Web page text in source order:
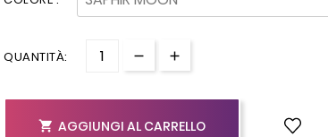
QUANTITÀ:
 AGGIUNGI AL CARRELLO